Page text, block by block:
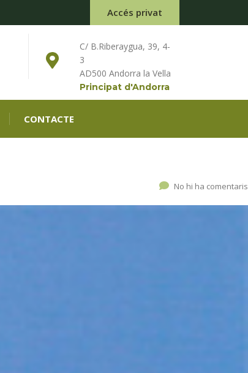
Accés privat
C/ B.Riberaygua, 39, 4-
3
AD500 Andorra la Vella
Principat d'Andorra
CONTACTE
No hi ha comentaris